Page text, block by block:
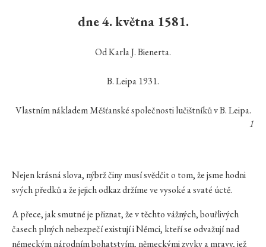
dne 4. května 1581.
Od Karla J. Bienerta.
B. Leipa 1931.
Vlastním nákladem Měšťanské společnosti lučištníků v B. Leipa.
1
Nejen krásná slova, nýbrž činy musí svědčit o tom, že jsme hodni
svých předků a že jejich odkaz držíme ve vysoké a svaté úctě.
A přece, jak smutné je přiznat, že v těchto vážných, bouřlivých
časech plných nebezpečí existují i Němci, kteří se odvažují nad
německým národním bohatstvím, německými zvyky a mravy, jež